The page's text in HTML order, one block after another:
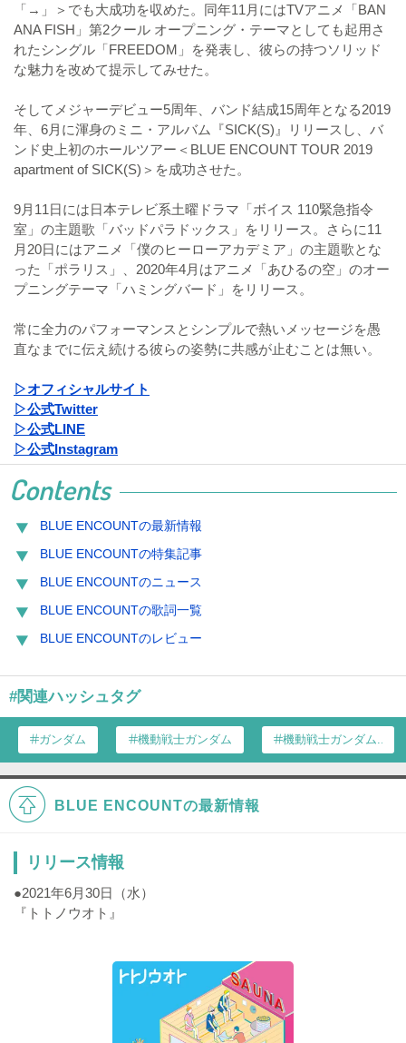
「→」＞でも大成功を収めた。同年11月にはTVアニメ「BAN
ANA FISH」第2クール オープニング・テーマとしても起用さ
れたシングル「FREEDOM」を発表し、彼らの持つソリッド
な魅力を改めて提示してみせた。
そしてメジャーデビュー5周年、バンド結成15周年となる2019
年、6月に渾身のミニ・アルバム『SICK(S)』リリースし、バ
ンド史上初のホールツアー＜BLUE ENCOUNT TOUR 2019
apartment of SICK(S)＞を成功させた。
9月11日には日本テレビ系土曜ドラマ「ボイス 110緊急指令
室」の主題歌「バッドパラドックス」をリリース。さらに11
月20日にはアニメ「僕のヒーローアカデミア」の主題歌とな
った「ポラリス」、2020年4月はアニメ「あひるの空」のオー
プニングテーマ「ハミングバード」をリリース。
常に全力のパフォーマンスとシンプルで熱いメッセージを愚
直なまでに伝え続ける彼らの姿勢に共感が止むことは無い。
▷オフィシャルサイト
▷公式Twitter
▷公式LINE
▷公式Instagram
Contents
BLUE ENCOUNTの最新情報
BLUE ENCOUNTの特集記事
BLUE ENCOUNTのニュース
BLUE ENCOUNTの歌詞一覧
BLUE ENCOUNTのレビュー
#関連ハッシュタグ
ガンダム 機動戦士ガンダム 機動戦士ガンダム...
BLUE ENCOUNTの最新情報
リリース情報
●2021年6月30日（水）
『トトノウオト』